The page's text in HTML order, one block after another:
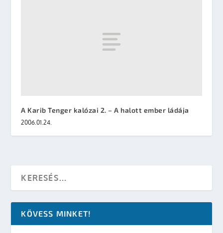
A Karib Tenger kalózai 2. – A halott ember ládája
2006.01.24.
KÖVESS MINKET!